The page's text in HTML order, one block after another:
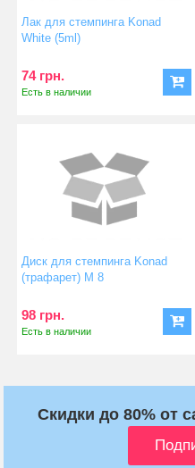
Лак для стемпинга Konad
White (5ml)
74 грн.
Есть в наличии
Диск для стемпинга Konad
(трафарет) М 8
98 грн.
Есть в наличии
Скидки до 80% от